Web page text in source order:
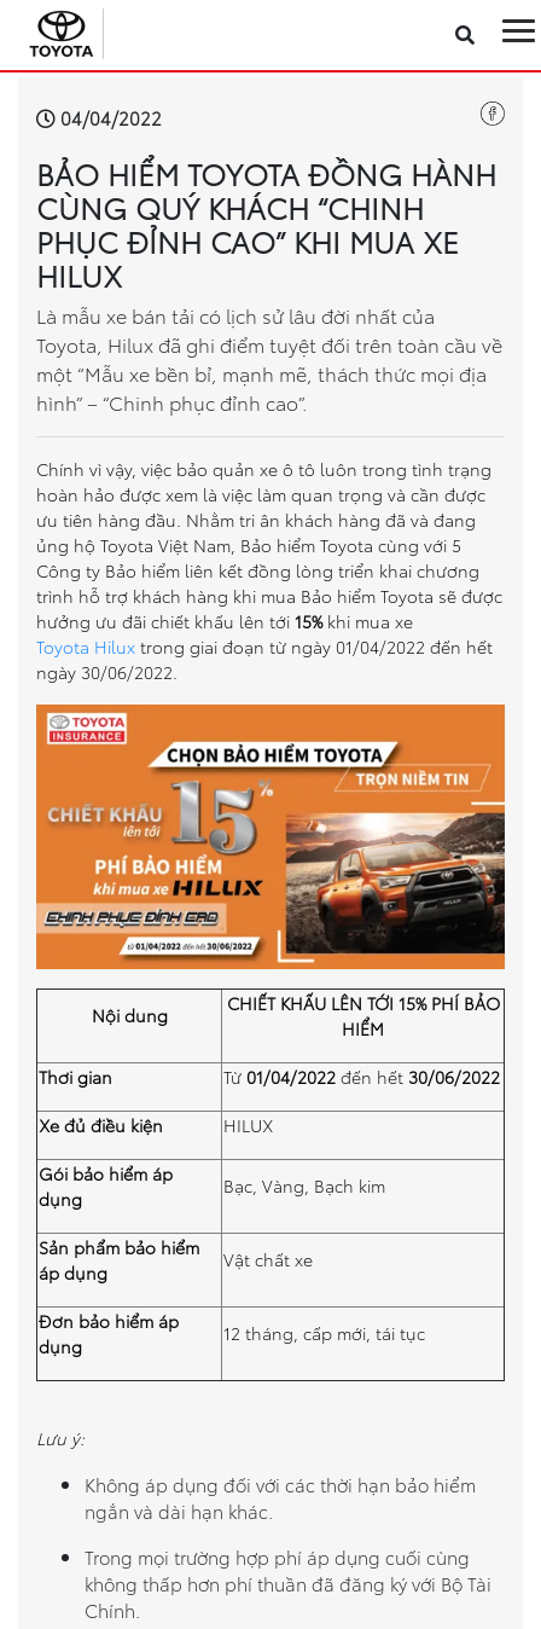
Sản phẩm
Công nghệ
Dịch vụ
Điện hóa
Về Toyota Việt Nam
Tin tức & Khuyến mãi
VR Showroom
So sánh xe
Dự toán chi phí
Liên hệ Đại lý
04/04/2022
BẢO HIỂM TOYOTA ĐỒNG HÀNH
CÙNG QUÝ KHÁCH “CHINH
PHỤC ĐỈNH CAO” KHI MUA XE
HILUX
Là mẫu xe bán tải có lịch sử lâu đời nhất của
Toyota, Hilux đã ghi điểm tuyệt đối trên toàn cầu về
một “Mẫu xe bền bỉ, mạnh mẽ, thách thức mọi địa
hình” – “Chinh phục đỉnh cao”.
Chính vì vậy, việc bảo quản xe ô tô luôn trong tình trạng
hoàn hảo được xem là việc làm quan trọng và cần được
ưu tiên hàng đầu. Nhằm tri ân khách hàng đã và đang
ủng hộ Toyota Việt Nam, Bảo hiểm Toyota cùng với 5
Công ty Bảo hiểm liên kết đồng lòng triển khai chương
trình hỗ trợ khách hàng khi mua Bảo hiểm Toyota sẽ được
hưởng ưu đãi chiết khấu lên tới 15% khi mua xe
Toyota Hilux trong giai đoạn từ ngày 01/04/2022 đến hết
ngày 30/06/2022.
Nội dung CHIẾT KHẤU LÊN TỚI 15%PHÍ BẢO
HIỂM
Thơi gian
Từ 01/04/2022 đến hết 30/06/2022
Xe đủ điều kiện
HILUX
Gói bảo hiểm áp
dụng
Bạc, Vàng, Bạch kim
Sản phẩm bảo hiểm
áp dụng
Vật chất xe
Đơn bảo hiểm áp
dụng
12 tháng, cấp mới, tái tục
Lưu ý:
Không áp dụng đối với các thời hạn bảo hiểm
ngắn và dài hạn khác.
Trong mọi trường hợp phí áp dụng cuối cùng
không thấp hơn phí thuần đã đăng ký với Bộ Tài
Chính.